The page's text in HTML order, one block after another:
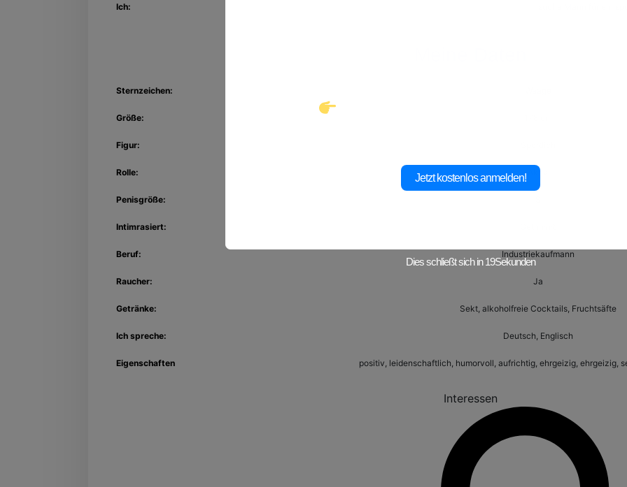
Ich:
Sternzeichen:
Größe:
Figur:
Rolle: Aktiv
Penisgröße:
Intimrasiert:
Beruf: Industriekaufmann
Raucher: Ja
Getränke: Sekt, alkoholfreie Cocktails, Fruchtsäfte
Ich spreche: Deutsch, Englisch
Eigenschaften positiv, leidenschaftlich, humorvoll, aufrichtig, ehrgeizig, ehrgeizig,
Interessen
Jetzt kostenlos anmelden!
Dies schließt sich in17Sekunden